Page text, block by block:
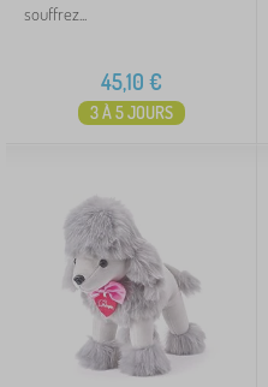
souffrez...
45,10 €
3 À 5 JOURS